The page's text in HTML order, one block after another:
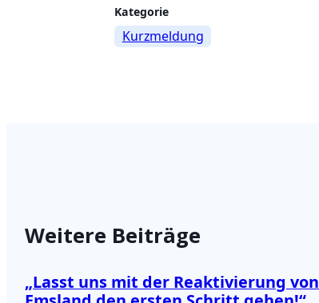
Weitere
Informationen
Kategorie
Kurzmeldung
Weitere Beiträge
„Lasst uns mit der Reaktivierung von